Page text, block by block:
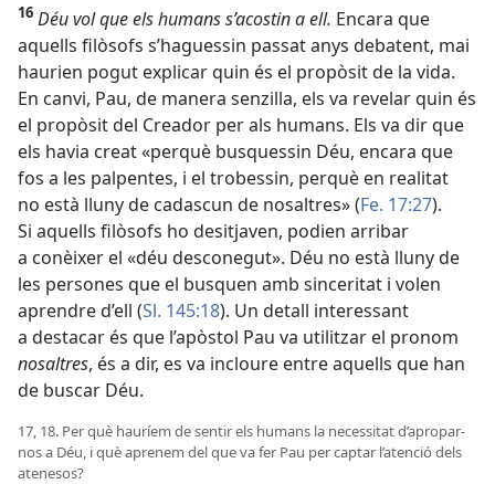
16 Déu vol que els humans s’acostin a ell. Encara que
aquells filòsofs s’haguessin passat anys debatent, mai
haurien pogut explicar quin és el propòsit de la vida.
En canvi, Pau, de manera senzilla, els va revelar quin és
el propòsit del Creador per als humans. Els va dir que
els havia creat «perquè busquessin Déu, encara que
fos a les palpentes, i el trobessin, perquè en realitat
no està lluny de cadascun de nosaltres» (Fe. 17:27).
Si aquells filòsofs ho desitjaven, podien arribar
a conèixer el «déu desconegut». Déu no està lluny de
les persones que el busquen amb sinceritat i volen
aprendre d’ell (Sl. 145:18). Un detall interessant
a destacar és que l’apòstol Pau va utilitzar el pronom
nosaltres, és a dir, es va incloure entre aquells que han
de buscar Déu.
17, 18. Per què hauríem de sentir els humans la necessitat d’apropar-
nos a Déu, i què aprenem del que va fer Pau per captar l’atenció dels
atenesos?